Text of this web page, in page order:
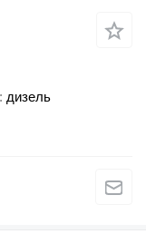
дизель